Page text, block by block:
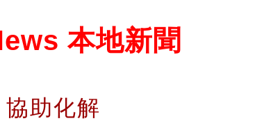
本地新聞
助化解